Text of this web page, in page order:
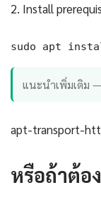
2. Install
sudo apt
แนะนำเพิ่มเติม —
apt-transport-
หรือถ้าต้อ